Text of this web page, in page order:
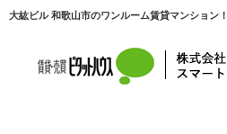
大紘ビル 和歌山市のワンルーム賃貸マンショ